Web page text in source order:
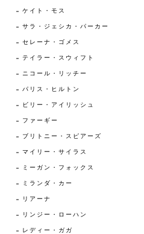
ケイト・モス
サラ・ジェシカ・パーカー
セレーナ・ゴメス
テイラー・スウィフト
ニコール・リッチー
パリス・ヒルトン
ビリー・アイリッシュ
ファーギー
ブリトニー・スピアーズ
マイリー・サイラス
ミーガン・フォックス
ミランダ・カー
リアーナ
リンジー・ローハン
レディー・ガガ